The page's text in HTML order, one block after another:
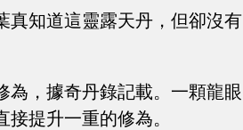
真知道這靈露天丹，但卻沒有
為，據奇丹錄記載。一顆龍眼
提升一重的修為。